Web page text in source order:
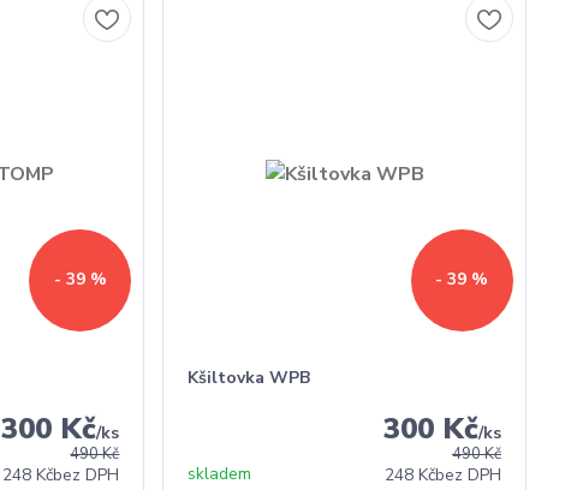
- 39 %
490 Kč
300 Kč/ks
248 Kčbez DPH
- 39 %
Kšiltovka WPB
490 Kč
300 Kč/ks
248 Kčbez DPH
skladem